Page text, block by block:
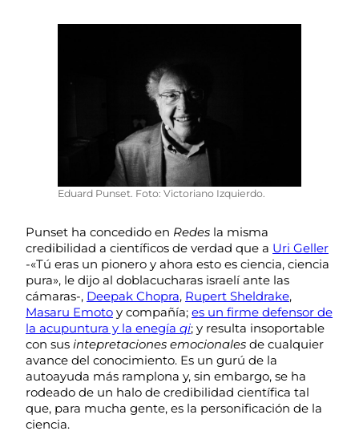
Eduard Punset. Foto: Victoriano Izquierdo.
Punset ha concedido en Redes la misma
credibilidad a científicos de verdad que a Uri Geller
-«Tú eras un pionero y ahora esto es ciencia, ciencia
pura», le dijo al doblacucharas israelí ante las
cámaras-, Deepak Chopra, Rupert Sheldrake,
Masaru Emoto y compañía; es un firme defensor de
la acupuntura y la enegía qi; y resulta insoportable
con sus intepretaciones emocionales de cualquier
avance del conocimiento. Es un gurú de la
autoayuda más ramplona y, sin embargo, se ha
rodeado de un halo de credibilidad científica tal
que, para mucha gente, es la personificación de la
ciencia.